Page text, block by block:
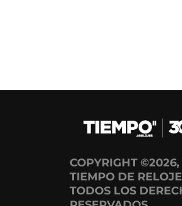
COPYRIGHT ©2026,
TIEMPO DE
TODOS LOS